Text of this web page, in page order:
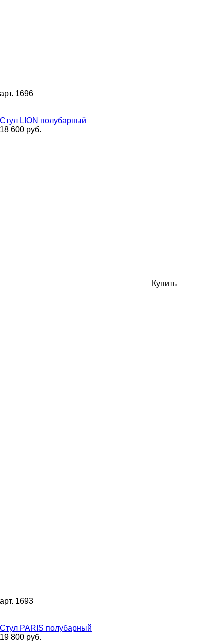
арт. 1696
Стул LION полубарный
18 600 руб.
Купить
арт. 1693
Стул PARIS полубарный
19 800 руб.